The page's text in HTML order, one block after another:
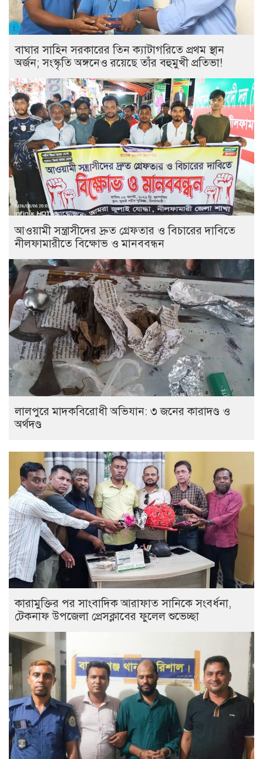
বাঘার সাহিন সরকারের তিন ক্যাটাগরিতে প্রথম স্থান
অর্জন; সংস্কৃতি অঙ্গনেও রয়েছে তাঁর বহুমুখী প্রতিভা!
আওয়ামী সন্ত্রাসীদের দ্রুত গ্রেফতার ও বিচারের দাবিতে
নীলফামারীতে বিক্ষোভ ও মানববন্ধন
লালপুরে মাদকবিরোধী অভিযান: ৩ জনের কারাদণ্ড ও
অর্থদণ্ড
কারামুক্তির পর সাংবাদিক আরাফাত সানিকে সংবর্ধনা,
টেকনাফ উপজেলা প্রেসক্লাবের ফুলেল শুভেচ্ছা